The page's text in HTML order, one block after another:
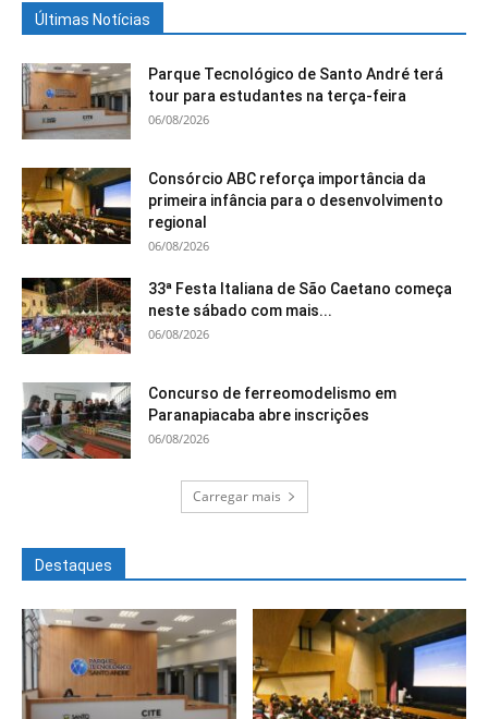
Últimas Notícias
Parque Tecnológico de Santo André terá
tour para estudantes na terça-feira
06/08/2026
Consórcio ABC reforça importância da
primeira infância para o desenvolvimento
regional
06/08/2026
33ª Festa Italiana de São Caetano começa
neste sábado com mais...
06/08/2026
Concurso de ferreomodelismo em
Paranapiacaba abre inscrições
06/08/2026
Carregar mais
Destaques